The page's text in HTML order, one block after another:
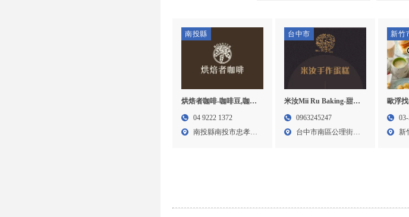
南投縣
烘焙者咖啡-咖啡豆,咖啡
豆專賣,南投咖啡豆,南投
廠商推薦,南投咖啡
04 9222 1372
南投縣南投市忠孝三
台中市
米汝Mii Ru Baking-甜點
店,蛋糕店推薦,客製化蛋
點店,南區甜點店,南區客
0963245247
台中市南區公理街88
新竹
歐浮
餐店
薦,新
新